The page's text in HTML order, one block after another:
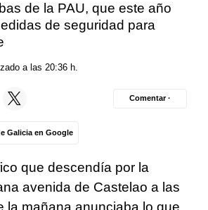
de la PAU, que este año
de seguridad para
a las 20:36 h.
Galicia en Google
Comentar ·
que descendía por la
avenida de Castelao a las
la mañana anunciaba lo que